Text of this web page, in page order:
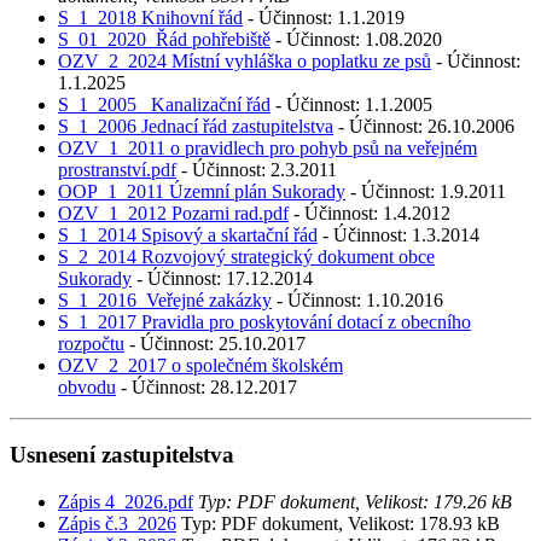
S_1_2018 Knihovní řád - Účinnost: 1.1.2019
S_01_2020_Řád pohřebiště - Účinnost: 1.08.2020
OZV_2_2024 Místní vyhláška o poplatku ze psů - Účinnost:
1.1.2025
S_1_2005_ Kanalizační řád - Účinnost: 1.1.2005
S_1_2006 Jednací řád zastupitelstva - Účinnost: 26.10.2006
OZV_1_2011 o pravidlech pro pohyb psů na veřejném
prostranství.pdf- Účinnost: 2.3.2011
OOP_1_2011 Územní plán Sukorady - Účinnost: 1.9.2011
OZV_1_2012 Pozarni rad.pdf- Účinnost: 1.4.2012
S_1_2014 Spisový a skartační řád - Účinnost: 1.3.2014
S_2_2014 Rozvojový strategický dokument obce
Sukorady - Účinnost: 17.12.2014
S_1_2016_Veřejné zakázky - Účinnost: 1.10.2016
S_1_2017 Pravidla pro poskytování dotací z obecního
rozpočtu - Účinnost: 25.10.2017
OZV_2_2017 o společném školském
obvodu - Účinnost: 28.12.2017
Usnesení zastupitelstva
Zápis 4_2026.pdfTyp: PDF dokument, Velikost: 179.26 kB
Zápis č.3_2026 Typ: PDF dokument, Velikost: 178.93 kB